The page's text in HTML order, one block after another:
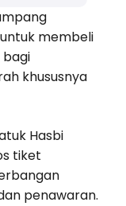
membeli
khususnya
Hasbi
tiket
penawaran.